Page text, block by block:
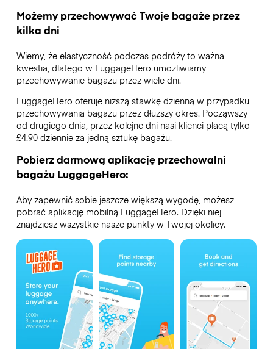
Możemy przechowywać Twoje bagaże przez
kilka dni
Wiemy, że elastyczność podczas podróży to ważna
kwestia, dlatego w LuggageHero umożliwiamy
przechowywanie bagażu przez wiele dni.
LuggageHero oferuje niższą stawkę dzienną w przypadku
przechowywania bagażu przez dłuższy okres. Począwszy
od drugiego dnia, przez kolejne dni nasi klienci płacą tylko
£4.90 dziennie za jedną sztukę bagażu.
Pobierz darmową aplikację przechowalni
bagażu LuggageHero:
Aby zapewnić sobie jeszcze większą wygodę, możesz
pobrać aplikację mobilną LuggageHero. Dzięki niej
znajdziesz wszystkie nasze punkty w Twojej okolicy.